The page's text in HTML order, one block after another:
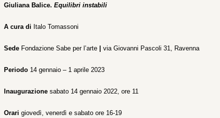
Giuliana Balice. Equilibri instabili
A cura di Italo Tomassoni
Sede Fondazione Sabe per l’arte | via Giovanni Pascoli 31, Ravenna
Periodo 14 gennaio – 1 aprile 2023
Inaugurazione sabato 14 gennaio 2022, ore 11
Orari giovedì, venerdì e sabato ore 16-19